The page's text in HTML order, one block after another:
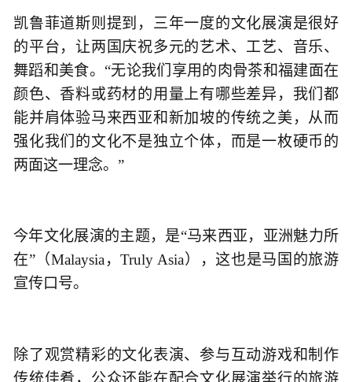
凯鲁菲道斯则提到，三年一度的文化展演是很好
的平台，让两国庆祝多元的艺术、工艺、音乐、
舞蹈和美食。“无论我们享用的肉骨茶和福建面在
颜色、香料或药材的用量上有哪些差异，我们都
能并肩体验马来西亚和新加坡的传统之美，从而
强化我们的文化不是独立个体，而是一枚硬币的
两面这一理念。”
今年文化展演的主题，是“马来西亚，亚洲魅力所
在”（Malaysia，Truly Asia），这也是马国的旅游
宣传口号。
除了观赏精彩的文化表演、参与互动游戏和制作
传统佳肴，公众还能在配合文化展演举行的旅游